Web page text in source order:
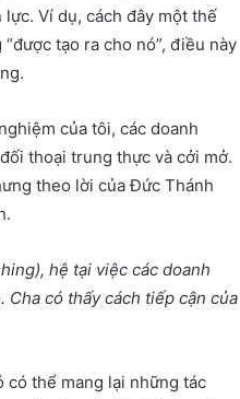
Ví dụ, cách đây một thế
tạo ra cho nó”, điều này
của tôi, các doanh
thoại trung thực và cởi mở.
theo lời của Đức Thánh
hệ tại việc các doanh
có thấy cách tiếp cận của
thể mang lại những tác